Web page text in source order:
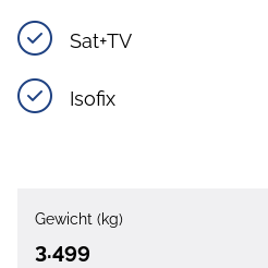
Sat+TV
Isofix
Gewicht (kg)
3.499